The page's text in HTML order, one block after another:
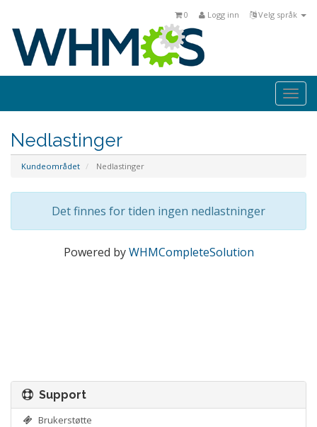
Velg språk
Logg inn
0
Nedlastinger
Kundeområdet Nedlastinger
Det finnes for tiden ingen nedlastninger
Powered byWHMCompleteSolution
Support
Brukerstøtte